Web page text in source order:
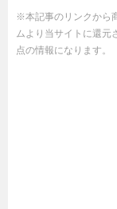
※本記事のリンクから
ムより当サイトに還元
点の情報になります。